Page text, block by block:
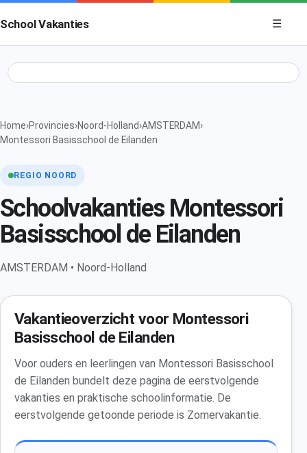
School Vakanties
Menu
☰
Home›Provincies›Noord-Holland›AMSTERDAM›
Montessori Basisschool de Eilanden
REGIO NOORD
Schoolvakanties Montessori
Basisschool de Eilanden
AMSTERDAM • Noord-Holland
Vakantieoverzicht voor Montessori
Basisschool de Eilanden
Voor ouders en leerlingen van Montessori Basisschool
de Eilanden bundelt deze pagina de eerstvolgende
vakanties en praktische schoolinformatie. De
eerstvolgende getoonde periode is Zomervakantie.